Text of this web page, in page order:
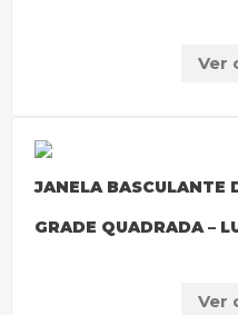
Ver
JANELA BASCULANTE
GRADE QUADRADA –
Ver